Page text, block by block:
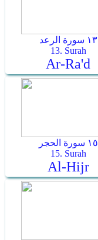
١٣ سورة الرعد
13. Surah
Ar-Ra'd
١٥ سورة الحجر
15. Surah
Al-Hijr